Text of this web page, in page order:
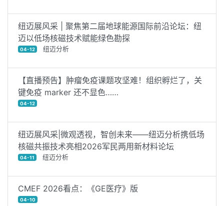
纽迈展风采 | 聚焦第二届地球能源国际前沿论坛：纽
迈以低场核磁技术赋能绿色勘探
04-12 纽迈分析
【直播预告】肿瘤免疫课题攻坚难！组织孵烂了，关
键免疫 marker 还不显色……
04-12
纽迈展风采|微观透视，智创未来——纽迈分析携低场
核磁共振技术亮相2026军民两用新材料论坛
04-11 纽迈分析
CMEF 2026看点：《GE医疗》版
04-10